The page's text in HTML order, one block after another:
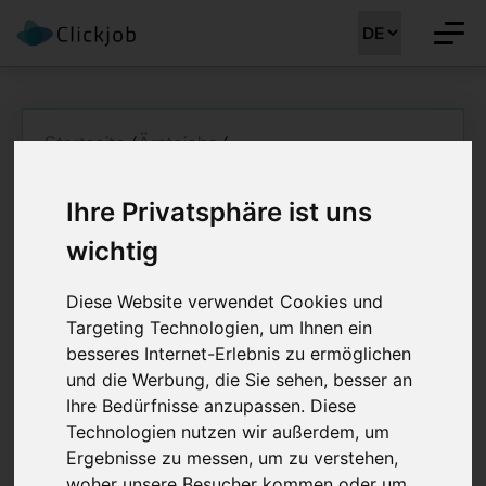
Ihre Privatsphäre ist uns
wichtig
Diese Website verwendet Cookies und
Targeting Technologien, um Ihnen ein
besseres Internet-Erlebnis zu ermöglichen
und die Werbung, die Sie sehen, besser an
Ihre Bedürfnisse anzupassen. Diese
Technologien nutzen wir außerdem, um
Ergebnisse zu messen, um zu verstehen,
Startseite/Ärztejobs/
Oberarzt Geriatrie
(w/m/d) 80 - 100%
Job Details: Ärztejobs
Stellenreferenz: CLJ-MM 42210
Job registriert am: Winterthur
Ihre Ansprechsperson :Martin Meyer